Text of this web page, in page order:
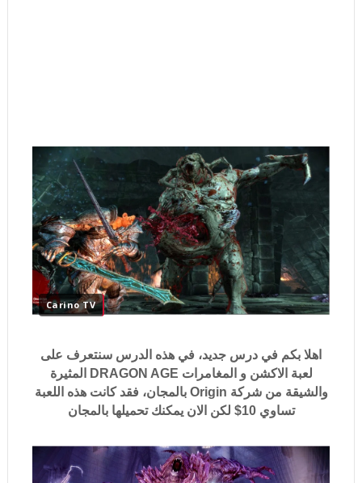
Carino TV
اهلا بكم في درس جديد، في هذه الدرس سنتعرف على
لعبة الاكشن و المغامرات DRAGON AGE المثيرة
والشيقة من شركة Origin بالمجان، فقد كانت هذه اللعبة
تساوي 10$ لكن الان يمكنك تحميلها بالمجان